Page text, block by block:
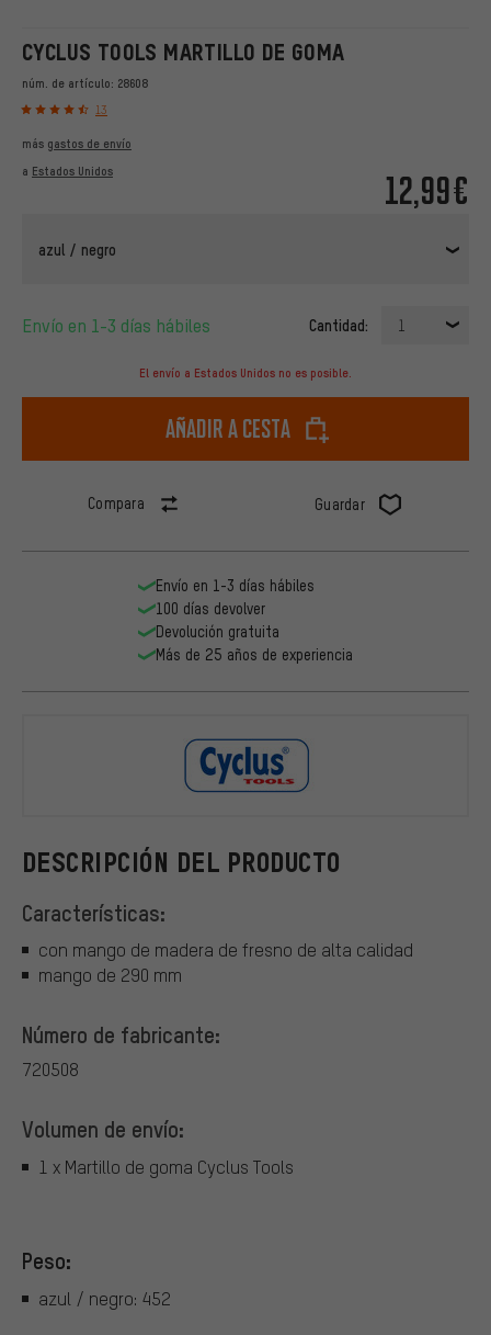
CYCLUS TOOLS MARTILLO DE GOMA
núm. de artículo: 28608
13
12,99€
más gastos de envío
a Estados Unidos
azul / negro
Envío en 1-3 días hábiles Cantidad: 1
El envío a Estados Unidos no es posible.
Añadir a cesta
Compara Guardar
DESCRIPCIÓN DEL PRODUCTO
Características:
con mango de madera de fresno de alta calidad
mango de 290 mm
Número de fabricante:
720508
Volumen de envío:
1 x Martillo de goma Cyclus Tools
Peso:
azul / negro: 452
Envío en 1-3 días hábiles
100 días devolver
Devolución gratuita
Más de 25 años de experiencia